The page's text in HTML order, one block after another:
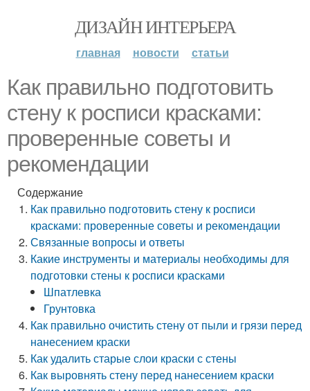
ДИЗАЙН ИНТЕРЬЕРА
главная новости статьи
Как правильно подготовить
стену к росписи красками:
проверенные советы и
рекомендации
Содержание
Как правильно подготовить стену к росписи
красками: проверенные советы и рекомендации
Связанные вопросы и ответы
Какие инструменты и материалы необходимы для
подготовки стены к росписи красками
Шпатлевка
Грунтовка
Как правильно очистить стену от пыли и грязи перед
нанесением краски
Как удалить старые слои краски с стены
Как выровнять стену перед нанесением краски